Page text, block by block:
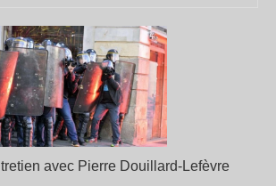
avec Pierre Douillard-Lefèvre